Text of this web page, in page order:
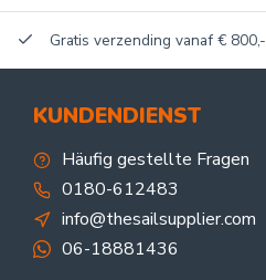
Gratis verzending vanaf € 800,-
KUNDENDIENST
Häufig gestellte Fragen
0180-612483
info@thesailsupplier.com
06-18881436